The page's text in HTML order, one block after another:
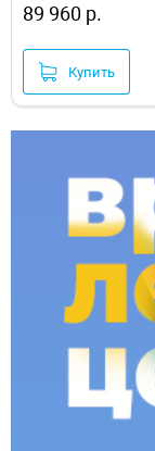
89 960 р.
Купить